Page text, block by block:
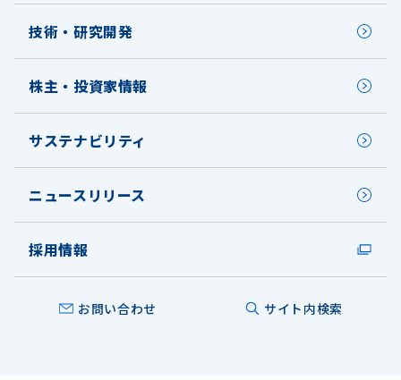
技術・研究開発
株主・投資家情報
サステナビリティ
ニュースリリース
採用情報
お問い合わせ サイト内検索